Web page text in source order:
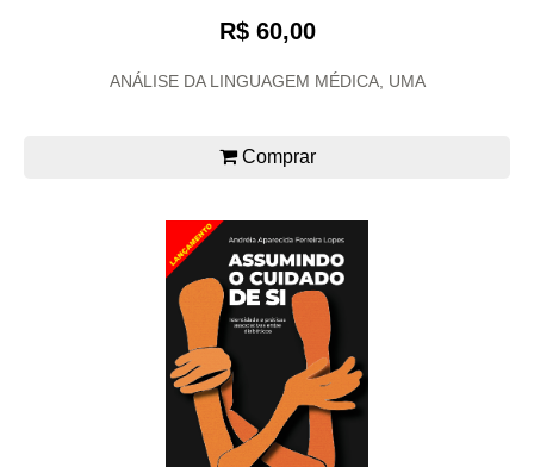
R$ 60,00
ANÁLISE DA LINGUAGEM MÉDICA, UMA
Comprar